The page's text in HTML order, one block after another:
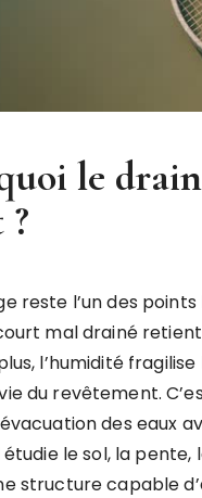
le
reste l’un des
mal drainé
l’humidité
du revêtement.
des eaux
le sol, la
structure capable